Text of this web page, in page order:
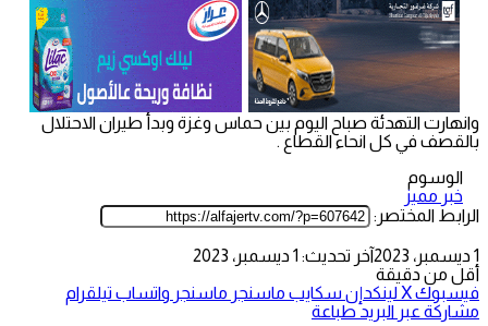
وانهارت التهدئة صباح اليوم بين حماس وغزة وبدأ طيران الاحتلال
بالقصف في كل انحاء القطاع .
الوسوم
خبر مميز
الرابط المختصر:
1 ديسمبر، 2023
آخر تحديث: 1 ديسمبر، 2023
أقل من دقيقة
فيسبوك‫Xلينكدإن سكايب ماسنجر ماسنجر واتساب تيلقرام
مشاركة عبر البريد طباعة